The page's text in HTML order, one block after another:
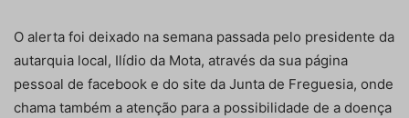
O alerta foi deixado na semana passada pelo presidente da
autarquia local, Ilídio da Mota, através da sua página
pessoal de facebook e do site da Junta de Freguesia, onde
chama também a atenção para a possibilidade de a doença